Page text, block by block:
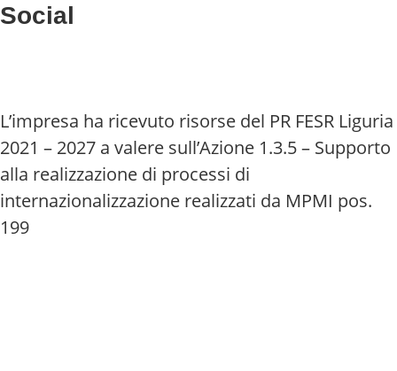
Social
L’impresa ha ricevuto risorse del PR FESR Liguria
2021 – 2027 a valere sull’Azione 1.3.5 – Supporto
alla realizzazione di processi di
internazionalizzazione realizzati da MPMI pos.
199